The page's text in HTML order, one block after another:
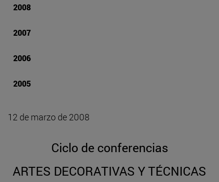
2008
2007
2006
2005
12 de marzo de 2008
Ciclo de conferencias
ARTES DECORATIVAS Y TÉCNICAS